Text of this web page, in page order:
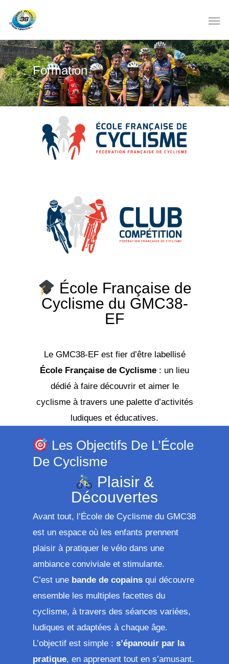
Formation
École Française de
Cyclisme du GMC38-
EF
Le GMC38-EF est fier d’être labellisé
École Française de Cyclisme : un lieu
dédié à faire découvrir et aimer le
cyclisme à travers une palette d’activités
ludiques et éducatives.
Les Objectifs De L’École
De Cyclisme
Plaisir &
Découvertes
Avant tout, l’École de Cyclisme du GMC38
est un espace où les enfants prennent
plaisir à pratiquer le vélo dans une
ambiance conviviale et stimulante.
C’est une bande de copains qui découvre
ensemble les multiples facettes du
cyclisme, à travers des séances variées,
ludiques et adaptées à chaque âge.
L’objectif est simple : s’épanouir par la
pratique, en apprenant tout en s’amusant.